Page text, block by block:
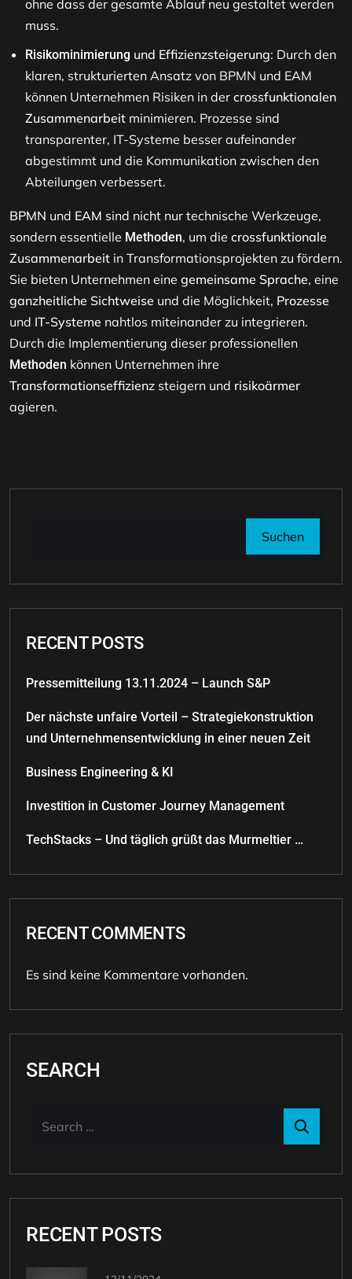
ohne dass der gesamte Ablauf neu gestaltet werden
muss.
Risikominimierung und Effizienzsteigerung: Durch den
klaren, strukturierten Ansatz von BPMN und EAM
können Unternehmen Risiken in der crossfunktionalen
Zusammenarbeit minimieren. Prozesse sind
transparenter, IT-Systeme besser aufeinander
abgestimmt und die Kommunikation zwischen den
Abteilungen verbessert.
BPMN und EAM sind nicht nur technische Werkzeuge,
sondern essentielle Methoden, um die crossfunktionale
Zusammenarbeit in Transformationsprojekten zu fördern.
Sie bieten Unternehmen eine gemeinsame Sprache, eine
ganzheitliche Sichtweise und die Möglichkeit, Prozesse
und IT-Systeme nahtlos miteinander zu integrieren.
Durch die Implementierung dieser professionellen
Methoden können Unternehmen ihre
Transformationseffizienz steigern und risikoärmer
agieren.
Suchen
RECENT POSTS
Pressemitteilung 13.11.2024 – Launch S&P
Der nächste unfaire Vorteil – Strategiekonstruktion
und Unternehmensentwicklung in einer neuen Zeit
Business Engineering & KI
Investition in Customer Journey Management
TechStacks – Und täglich grüßt das Murmeltier …
RECENT COMMENTS
Es sind keine Kommentare vorhanden.
SEARCH
RECENT POSTS